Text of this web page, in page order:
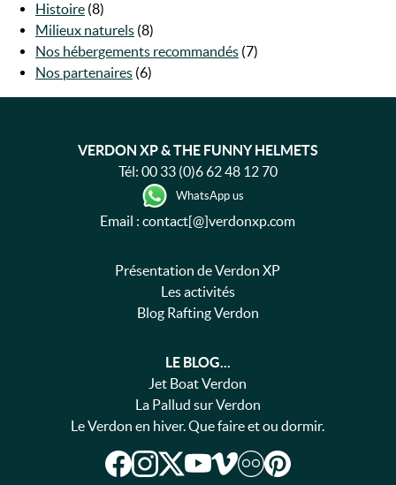
Histoire (8)
Milieux naturels (8)
Nos hébergements recommandés (7)
Nos partenaires (6)
VERDON XP & THE FUNNY HELMETS
Tél: 00 33 (0)6 62 48 12 70
WhatsApp us
Email : contact[@]verdonxp.com
Présentation de Verdon XP
Les activités
Blog Rafting Verdon
LE BLOG...
Jet Boat Verdon
La Pallud sur Verdon
Le Verdon en hiver. Que faire et ou dormir.